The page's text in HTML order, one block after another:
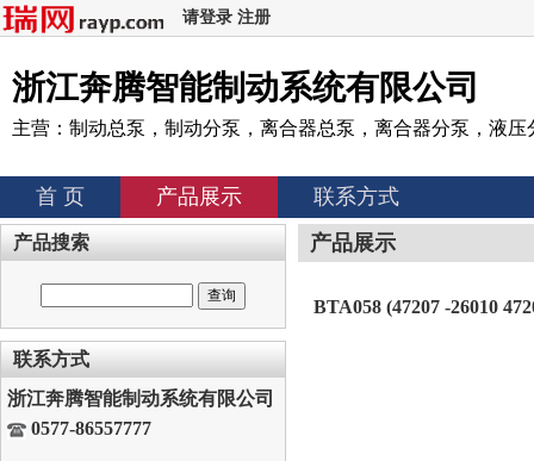
请登录 注册
浙江奔腾智能制动系统有限公司
主营：制动总泵，制动分泵，离合器总泵，离合器分泵，液压
首 页 产品展示 联系方式
产品搜索
联系方式
浙江奔腾智能制动系统有限公司
0577-86557777
产品展示
BTA058 (47207 -26010